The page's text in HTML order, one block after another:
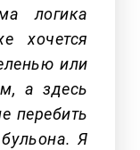
логика
хочется
или
а здесь
перебить
Я